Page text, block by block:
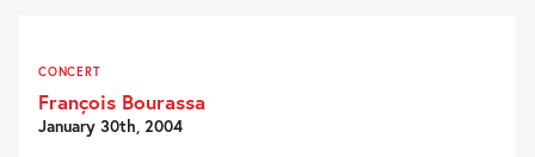
CONCERT
François Bourassa
January 30th, 2004